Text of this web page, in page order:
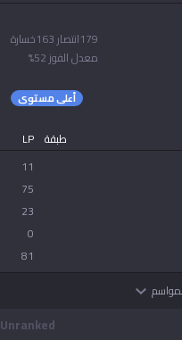
179انتصار163خسارة
معدل الفوز52
%
أعلى مستوى
طبقة LP
11
75
23
0
81
Unranked
Esports